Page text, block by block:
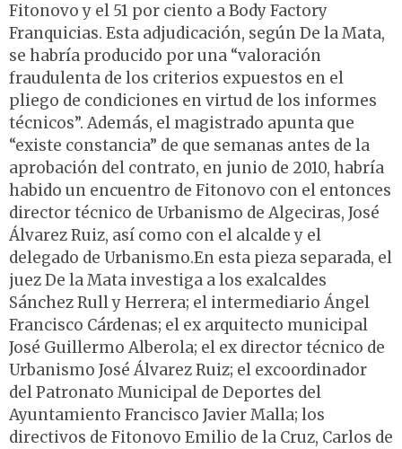
Fitonovo y el 51 por ciento a Body Factory
Franquicias. Esta adjudicación, según De la Mata,
se habría producido por una “valoración
fraudulenta de los criterios expuestos en el
pliego de condiciones en virtud de los informes
técnicos”. Además, el magistrado apunta que
“existe constancia” de que semanas antes de la
aprobación del contrato, en junio de 2010, habría
habido un encuentro de Fitonovo con el entonces
director técnico de Urbanismo de Algeciras, José
Álvarez Ruiz, así como con el alcalde y el
delegado de Urbanismo.En esta pieza separada, el
juez De la Mata investiga a los exalcaldes
Sánchez Rull y Herrera; el intermediario Ángel
Francisco Cárdenas; el ex arquitecto municipal
José Guillermo Alberola; el ex director técnico de
Urbanismo José Álvarez Ruiz; el excoordinador
del Patronato Municipal de Deportes del
Ayuntamiento Francisco Javier Malla; los
directivos de Fitonovo Emilio de la Cruz, Carlos de